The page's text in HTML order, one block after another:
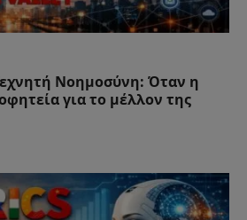
Νοημοσύνη: Όταν η
για το μέλλον της